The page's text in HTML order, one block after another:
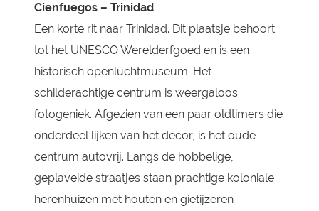
Cienfuegos – Trinidad
Een korte rit naar Trinidad. Dit plaatsje behoort
tot het UNESCO Werelderfgoed en is een
historisch openluchtmuseum. Het
schilderachtige centrum is weergaloos
fotogeniek. Afgezien van een paar oldtimers die
onderdeel lijken van het decor, is het oude
centrum autovrij. Langs de hobbelige,
geplaveide straatjes staan prachtige koloniale
herenhuizen met houten en gietijzeren